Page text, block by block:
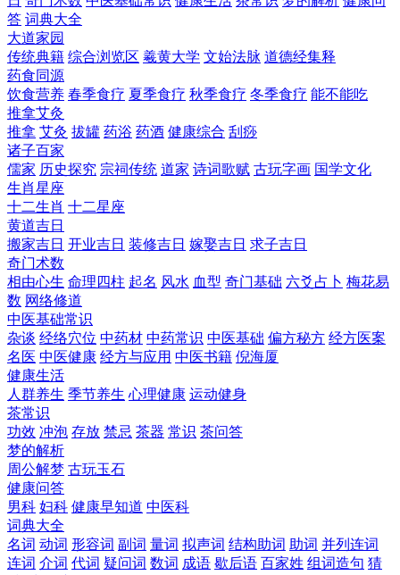
答 词典大全
大道家园
传统典籍 综合浏览区 羲黄大学 文始法脉 道德经集释
药食同源
饮食营养 春季食疗 夏季食疗 秋季食疗 冬季食疗 能不能吃
推拿艾灸
推拿 艾灸 拔罐 药浴 药酒 健康综合 刮痧
诸子百家
儒家 历史探究 宗祠传统 道家 诗词歌赋 古玩字画 国学文化
生肖星座
十二生肖 十二星座
黄道吉日
搬家吉日 开业吉日 装修吉日 嫁娶吉日 求子吉日
奇门术数
相由心生 命理四柱 起名 风水 血型 奇门基础 六爻占卜 梅花易
数 网络修道
中医基础常识
杂谈 经络穴位 中药材 中药常识 中医基础 偏方秘方 经方医案
名医 中医健康 经方与应用 中医书籍 倪海厦
健康生活
人群养生 季节养生 心理健康 运动健身
茶常识
功效 冲泡 存放 禁忌 茶器 常识 茶问答
梦的解析
周公解梦 古玩玉石
健康问答
男科 妇科 健康早知道 中医科
词典大全
名词 动词 形容词 副词 量词 拟声词 结构助词 助词 并列连词
连词 介词 代词 疑问词 数词 成语 歇后语 百家姓 组词造句 猜